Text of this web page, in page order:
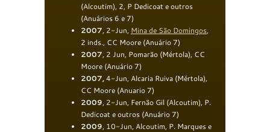
(Alcoutim), 2, P Dedicoat e outros
(Anuários 6 e 7)
2007, 2-Jun, Mina de São Domingos,
2 inds., CC Moore (Anuário 7)
2007, 2 Jun, Pomarão (Mértola), CC
Moore (Anuário 7)
2007,4-Jun, Alcaria Ruiva (Mértola),
CC Moore (Anuario 7)
2009, 2-Jun, Fernão Gil (Alcoutim), P.
Dedicoat e outros (Anuário 7)
2009, 10-Jun, Alcoutim, P. Marques e